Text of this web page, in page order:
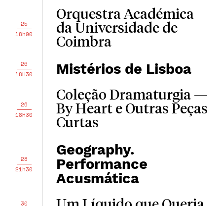
25
18h00
Orquestra Académica
da Universidade de
Coimbra
26
18H30
Mistérios de Lisboa
26
18H30
Coleção Dramaturgia —
By Heart e Outras Peças
Curtas
28
21h30
Geography.
Performance
Acusmática
30